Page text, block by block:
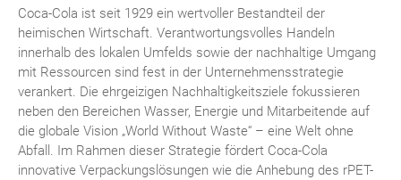
Coca-Cola ist seit 1929 ein wertvoller Bestandteil der
heimischen Wirtschaft. Verantwortungsvolles Handeln
innerhalb des lokalen Umfelds sowie der nachhaltige Umgang
mit Ressourcen sind fest in der Unternehmensstrategie
verankert. Die ehrgeizigen Nachhaltigkeitsziele fokussieren
neben den Bereichen Wasser, Energie und Mitarbeitende auf
die globale Vision „World Without Waste“ – eine Welt ohne
Abfall. Im Rahmen dieser Strategie fördert Coca-Cola
innovative Verpackungslösungen wie die Anhebung des rPET-